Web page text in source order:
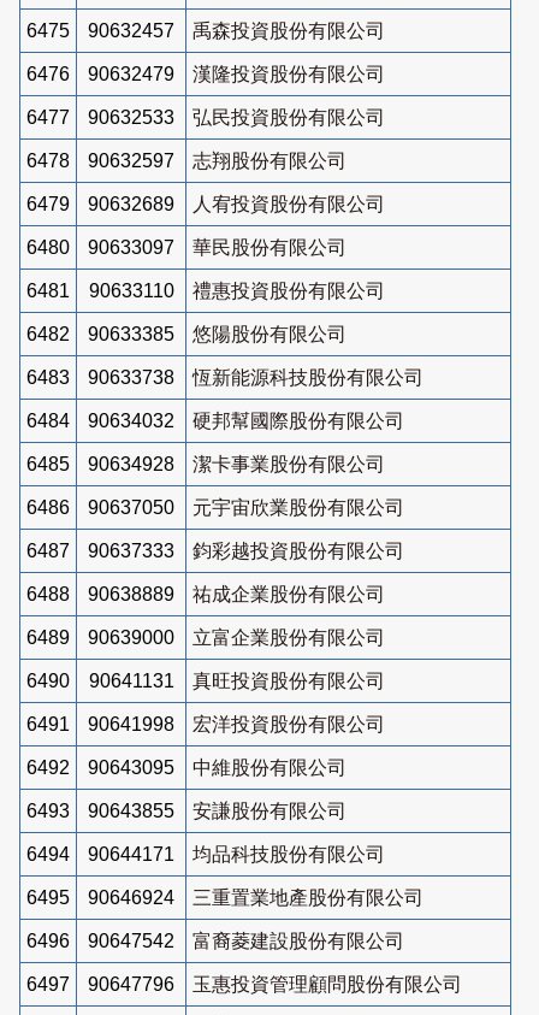
6475 90632457 禹森投資股份有限公司
6476 90632479 漢隆投資股份有限公司
6477 90632533 弘民投資股份有限公司
6478 90632597 志翔股份有限公司
6479 90632689 人宥投資股份有限公司
6480 90633097 華民股份有限公司
6481 90633110 禮惠投資股份有限公司
6482 90633385 悠陽股份有限公司
6483 90633738 恆新能源科技股份有限公司
6484 90634032 硬邦幫國際股份有限公司
6485 90634928 潔卡事業股份有限公司
6486 90637050 元宇宙欣業股份有限公司
6487 90637333 鈞彩越投資股份有限公司
6488 90638889 祐成企業股份有限公司
6489 90639000 立富企業股份有限公司
6490 90641131 真旺投資股份有限公司
6491 90641998 宏洋投資股份有限公司
6492 90643095 中維股份有限公司
6493 90643855 安謙股份有限公司
6494 90644171 均品科技股份有限公司
6495 90646924 三重置業地產股份有限公司
6496 90647542 富裔菱建設股份有限公司
6497 90647796 玉惠投資管理顧問股份有限公司